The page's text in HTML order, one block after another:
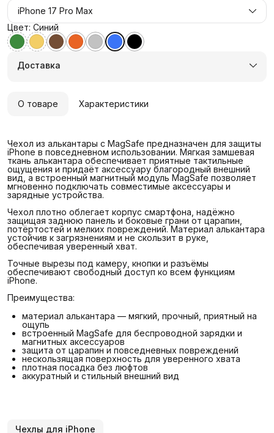
iPhone 17 Pro Max
Цвет: Синий
Доставка
О товаре Характеристики
Чехол из алькантары с MagSafe предназначен для защиты
iPhone в повседневном использовании. Мягкая замшевая
ткань алькантара обеспечивает приятные тактильные
ощущения и придаёт аксессуару благородный внешний
вид, а встроенный магнитный модуль MagSafe позволяет
мгновенно подключать совместимые аксессуары и
зарядные устройства.
Чехол плотно облегает корпус смартфона, надёжно
защищая заднюю панель и боковые грани от царапин,
потёртостей и мелких повреждений. Материал алькантара
устойчив к загрязнениям и не скользит в руке,
обеспечивая уверенный хват.
Точные вырезы под камеру, кнопки и разъёмы
обеспечивают свободный доступ ко всем функциям
iPhone.
Преимущества:
материал алькантара — мягкий, прочный, приятный на
ощупь
встроенный MagSafe для беспроводной зарядки и
магнитных аксессуаров
защита от царапин и повседневных повреждений
нескользящая поверхность для уверенного хвата
плотная посадка без люфтов
аккуратный и стильный внешний вид
Чехлы для iPhone